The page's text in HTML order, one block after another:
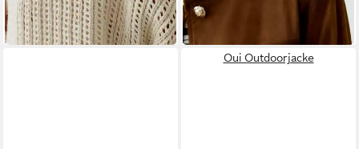
ab 145,45 €
in 2-3 Werktagen bei dir
ab 198,45 €
Oui Outdoorjacke